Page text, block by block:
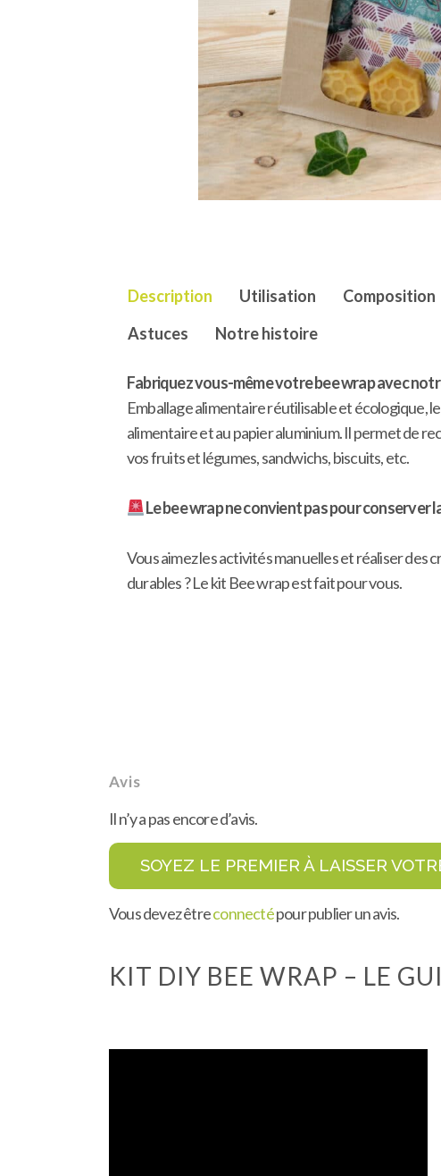
Description Utilisation Composition
Astuces
Notre histoire
Fabriquez vous-même votre bee wrap avec
Emballage alimentaire réutilisable et écologique, le
alimentaire et au papier aluminium. Il permet de
vos fruits et légumes, sandwichs, biscuits, etc.
Le bee wrap ne convient pas pour conserver
Vous aimez les activités manuelles et réaliser des
durables ? Le kit Bee wrap est fait pour vous.
Avis
Il n’y a pas encore d’avis.
SOYEZ LE PREMIER À LAISSER
Vous devez êtreconnectépour publier un avis.
KIT DIY BEE WRAP – LE